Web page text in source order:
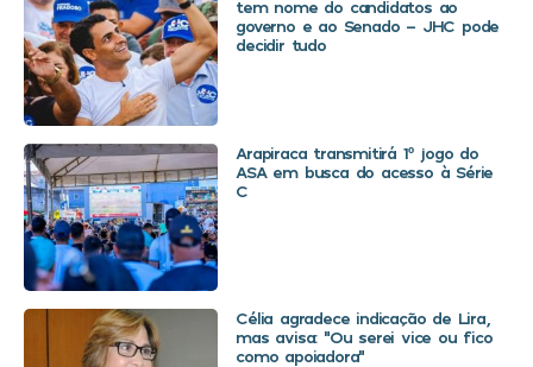
tem nome do candidatos ao
governo e ao Senado – JHC pode
decidir tudo
Arapiraca transmitirá 1º jogo do
ASA em busca do acesso à Série
C
Célia agradece indicação de Lira,
mas avisa: “Ou serei vice ou fico
como apoiadora”